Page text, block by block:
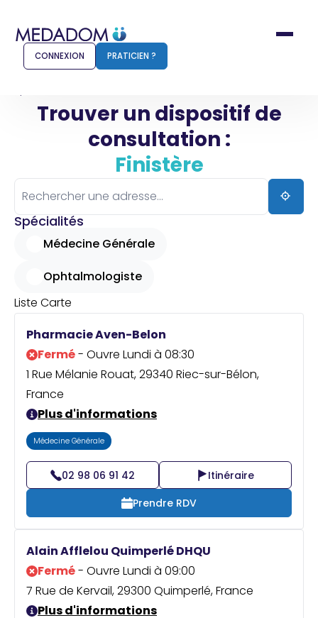
Comment ça marche ?
Pharmacien
Connexion
Praticien ?
CONNEXION PRATICIEN ?
Trouver un dispositif de
consultation :
Finistère
Spécialités
Médecine Générale
Ophtalmologiste
Liste Carte
Pharmacie Aven-Belon
Fermé- Ouvre Lundi à 08:30
1 Rue Mélanie Rouat, 29340 Riec-sur-Bélon,
France
Plus d'informations
Médecine Générale
02 98 06 91 42
Itinéraire
Prendre RDV
Alain Afflelou Quimperlé DHQU
Fermé- Ouvre Lundi à 09:00
7 Rue de Kervail, 29300 Quimperlé, France
Plus d'informations